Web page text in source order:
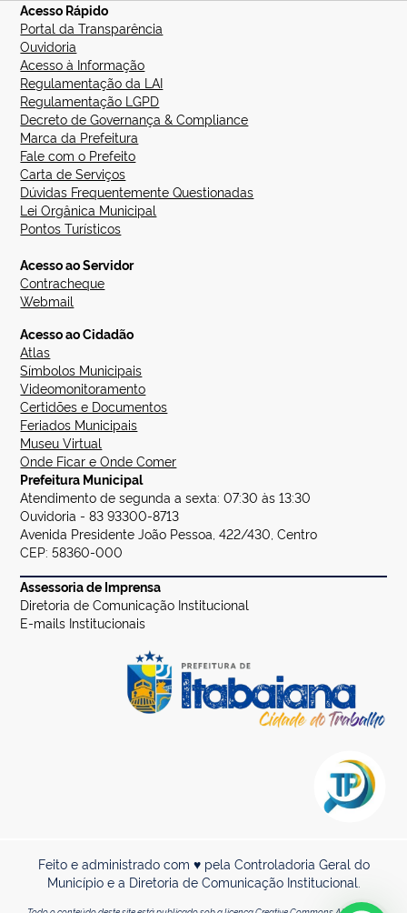
Acesso Rápido
Portal da Transparência
Ouvidoria
Acesso à Informação
Regulamentação da LAI
Regulamentação LGPD
Decreto de Governança & Compliance
Marca da Prefeitura
Fale com o Prefeito
Carta de Serviços
Dúvidas Frequentemente Questionadas
Lei Orgânica Municipal
Pontos Turísticos
Acesso ao Servidor
Contracheque
Webmail
Acesso ao Cidadão
Atlas
Símbolos Municipais
Videomonitoramento
Certidões e Documentos
Feriados Municipais
Museu Virtual
Onde Ficar e Onde Comer
Prefeitura Municipal
Atendimento de segunda a sexta: 07:30 às 13:30
Ouvidoria - 83 93300-8713
Avenida Presidente João Pessoa, 422/430, Centro
CEP: 58360-000
Assessoria de Imprensa
Diretoria de Comunicação Institucional
E-mails Institucionais
Feito e administrado com ♥ pela Controladoria Geral do
Município e a Diretoria de Comunicação Institucional.